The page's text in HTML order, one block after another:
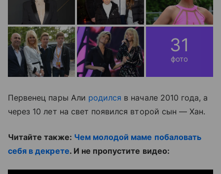
31
фото
Первенец пары Али родился в начале 2010 года, а
через 10 лет на свет появился второй сын — Хан.
Читайте также: Чем молодой маме побаловать
себя в декрете. И не пропустите видео: